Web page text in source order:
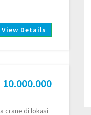
View Details
10.000.000
crane di lokasi